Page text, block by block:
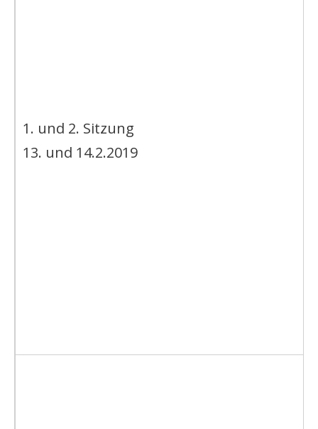
1. und 2. Sitzung
13. und 14.2.2019